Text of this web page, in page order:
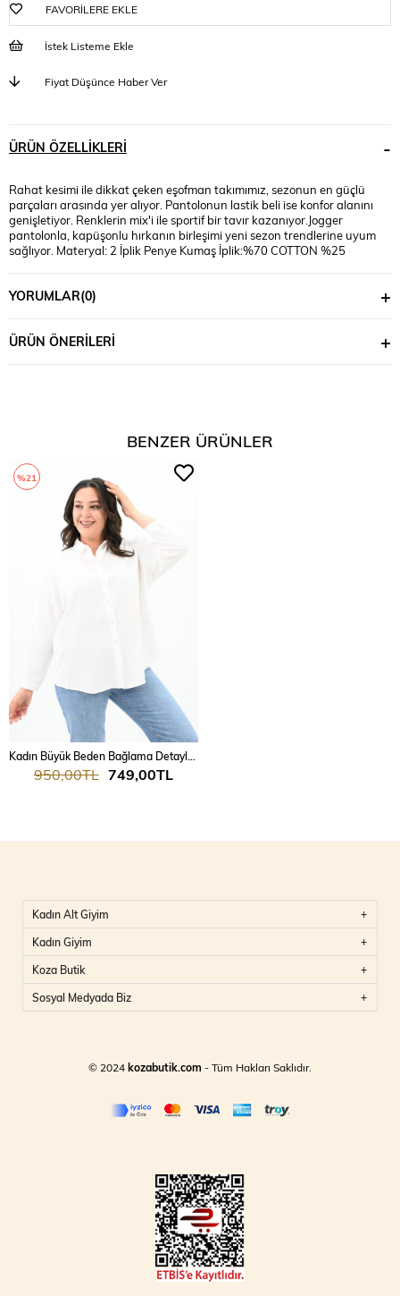
FAVORILERE EKLE
İstek Listeme Ekle
Fiyat Düşünce Haber Ver
ÜRÜN ÖZELLIKLERI
Rahat kesimi ile dikkat çeken eşofman takımımız, sezonun en güçlü
parçaları arasında yer alıyor. Pantolonun lastik beli ise konfor alanını
genişletiyor. Renklerin mix'i ile sportif bir tavır kazanıyor.Jogger
pantolonla, kapüşonlu hırkanın birleşimi yeni sezon trendlerine uyum
sağlıyor. Materyal: 2 İplik Penye Kumaş İplik:%70 COTTON %25
YORUMLAR(0)
ÜRÜN ÖNERILERI
BENZER ÜRÜNLER
749,00TL
950,00TL
%21
Kadın Alt Giyim
Kadın Giyim
Koza Butik
Sosyal Medyada Biz
© 2024kozabutik.com - Tüm Hakları Saklıdır.